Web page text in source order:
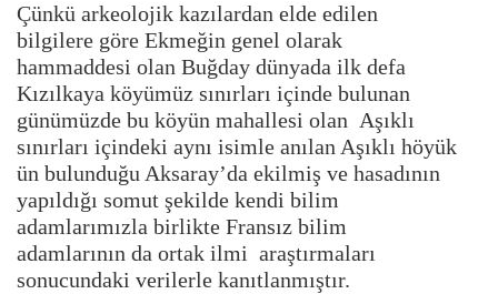
Çünkü arkeolojik kazılardan elde edilen
bilgilere göre Ekmeğin genel olarak
hammaddesi olan Buğday dünyada ilk defa
Kızılkaya köyümüz sınırları içinde bulunan
günümüzde bu köyün mahallesi olan Aşıklı
sınırları içindeki aynı isimle anılan Aşıklı höyük
ün bulunduğu Aksaray’da ekilmiş ve hasadının
yapıldığı somut şekilde kendi bilim
adamlarımızla birlikte Fransız bilim
adamlarının da ortak ilmi araştırmaları
sonucundaki verilerle kanıtlanmıştır.